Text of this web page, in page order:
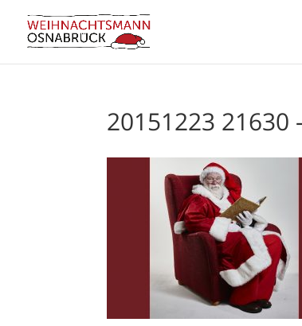
20151223 21630